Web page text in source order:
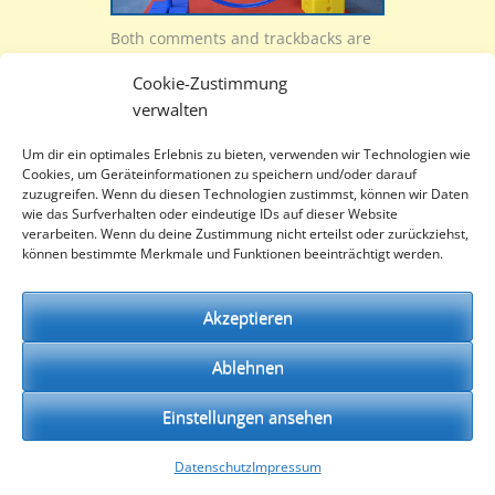
Cookie-Zustimmung
verwalten
Um dir ein optimales Erlebnis zu bieten, verwenden wir Technologien wie
Cookies, um Geräteinformationen zu speichern und/oder darauf
zuzugreifen. Wenn du diesen Technologien zustimmst, können wir Daten
wie das Surfverhalten oder eindeutige IDs auf dieser Website
verarbeiten. Wenn du deine Zustimmung nicht erteilst oder zurückziehst,
können bestimmte Merkmale und Funktionen beeinträchtigt werden.
Akzeptieren
Ablehnen
Einstellungen ansehen
DatenschutzImpressum
Both comments and trackbacks are
Impressum
Datenschutz